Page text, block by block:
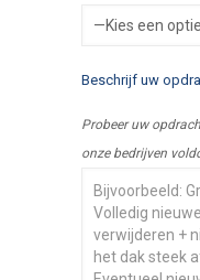
Beschrijf uw
Probeer uw
onze bedrijven